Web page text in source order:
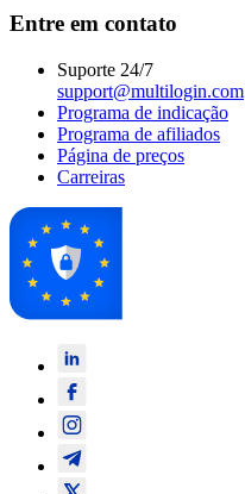
Entre em contato
Suporte 24/7
support@multilogin.com
Programa de indicação
Programa de afiliados
Página de preços
Carreiras